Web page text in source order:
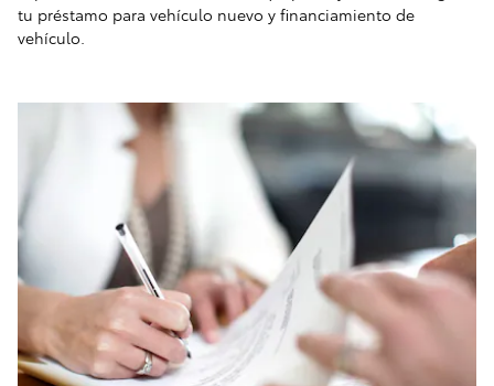
tu préstamo para vehículo nuevo y financiamiento de
vehículo.